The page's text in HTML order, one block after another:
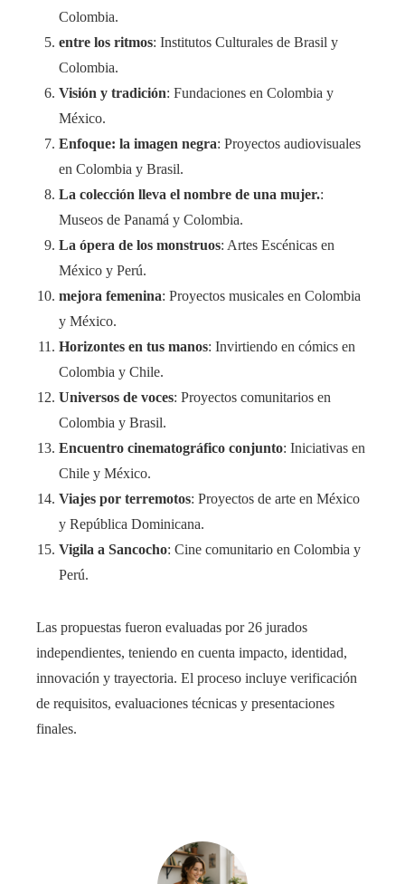
Colombia.
entre los ritmos: Institutos Culturales de Brasil y
Colombia.
Visión y tradición: Fundaciones en Colombia y
México.
Enfoque: la imagen negra: Proyectos audiovisuales
en Colombia y Brasil.
La colección lleva el nombre de una mujer.:
Museos de Panamá y Colombia.
La ópera de los monstruos: Artes Escénicas en
México y Perú.
mejora femenina: Proyectos musicales en Colombia
y México.
Horizontes en tus manos: Invirtiendo en cómics en
Colombia y Chile.
Universos de voces: Proyectos comunitarios en
Colombia y Brasil.
Encuentro cinematográfico conjunto: Iniciativas en
Chile y México.
Viajes por terremotos: Proyectos de arte en México
y República Dominicana.
Vigila a Sancocho: Cine comunitario en Colombia y
Perú.
Las propuestas fueron evaluadas por 26 jurados
independientes, teniendo en cuenta impacto, identidad,
innovación y trayectoria. El proceso incluye verificación
de requisitos, evaluaciones técnicas y presentaciones
finales.